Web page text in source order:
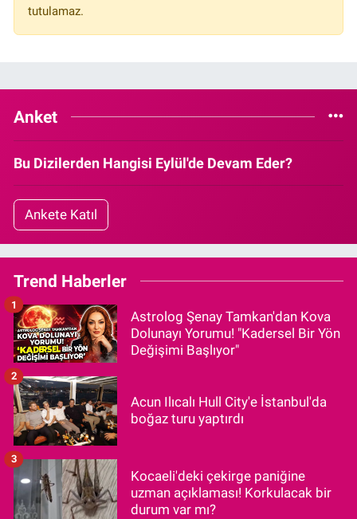
tutulamaz.
Anket
Bu Dizilerden Hangisi Eylül'de Devam Eder?
Ankete Katıl
Trend Haberler
Astrolog Şenay Tamkan'dan Kova
Dolunayı Yorumu! "Kadersel Bir Yön
Değişimi Başlıyor"
1
Acun Ilıcalı Hull City'e İstanbul'da
boğaz turu yaptırdı
2
Kocaeli'deki çekirge paniğine
uzman açıklaması! Korkulacak bir
durum var mı?
3